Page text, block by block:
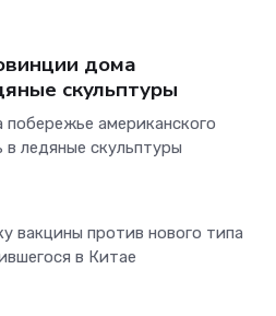
дома
скульптуры
американского
ледяные скульптуры